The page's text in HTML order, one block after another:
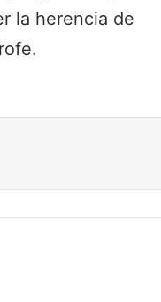
la herencia de